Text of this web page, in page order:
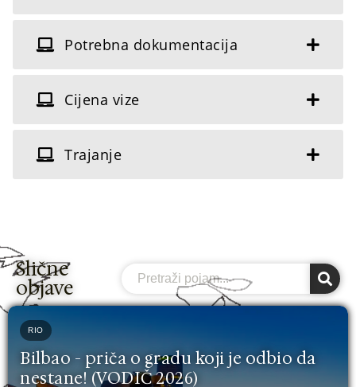
Potrebna dokumentacija
Cijena vize
Trajanje
Slične
objave
RIO
Bilbao - priča o gradu koji je odbio da
nestane! (VODIČ 2026)